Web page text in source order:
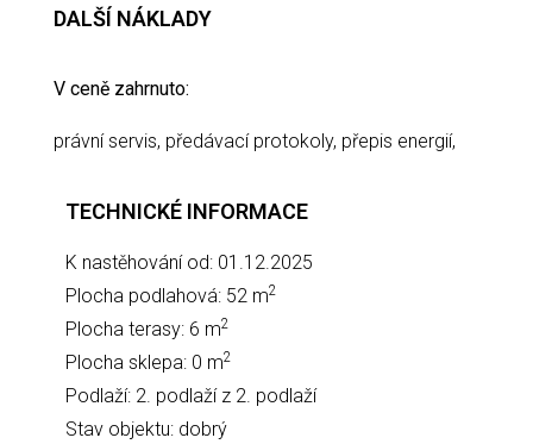
DALŠÍ NÁKLADY
V ceně zahrnuto:
právní servis, předávací protokoly, přepis energií,
TECHNICKÉ INFORMACE
K nastěhování od: 01.12.2025
Plocha podlahová: 52 m2
Plocha terasy: 6 m2
Plocha sklepa: 0 m2
Podlaží: 2. podlaží z 2. podlaží
Stav objektu: dobrý